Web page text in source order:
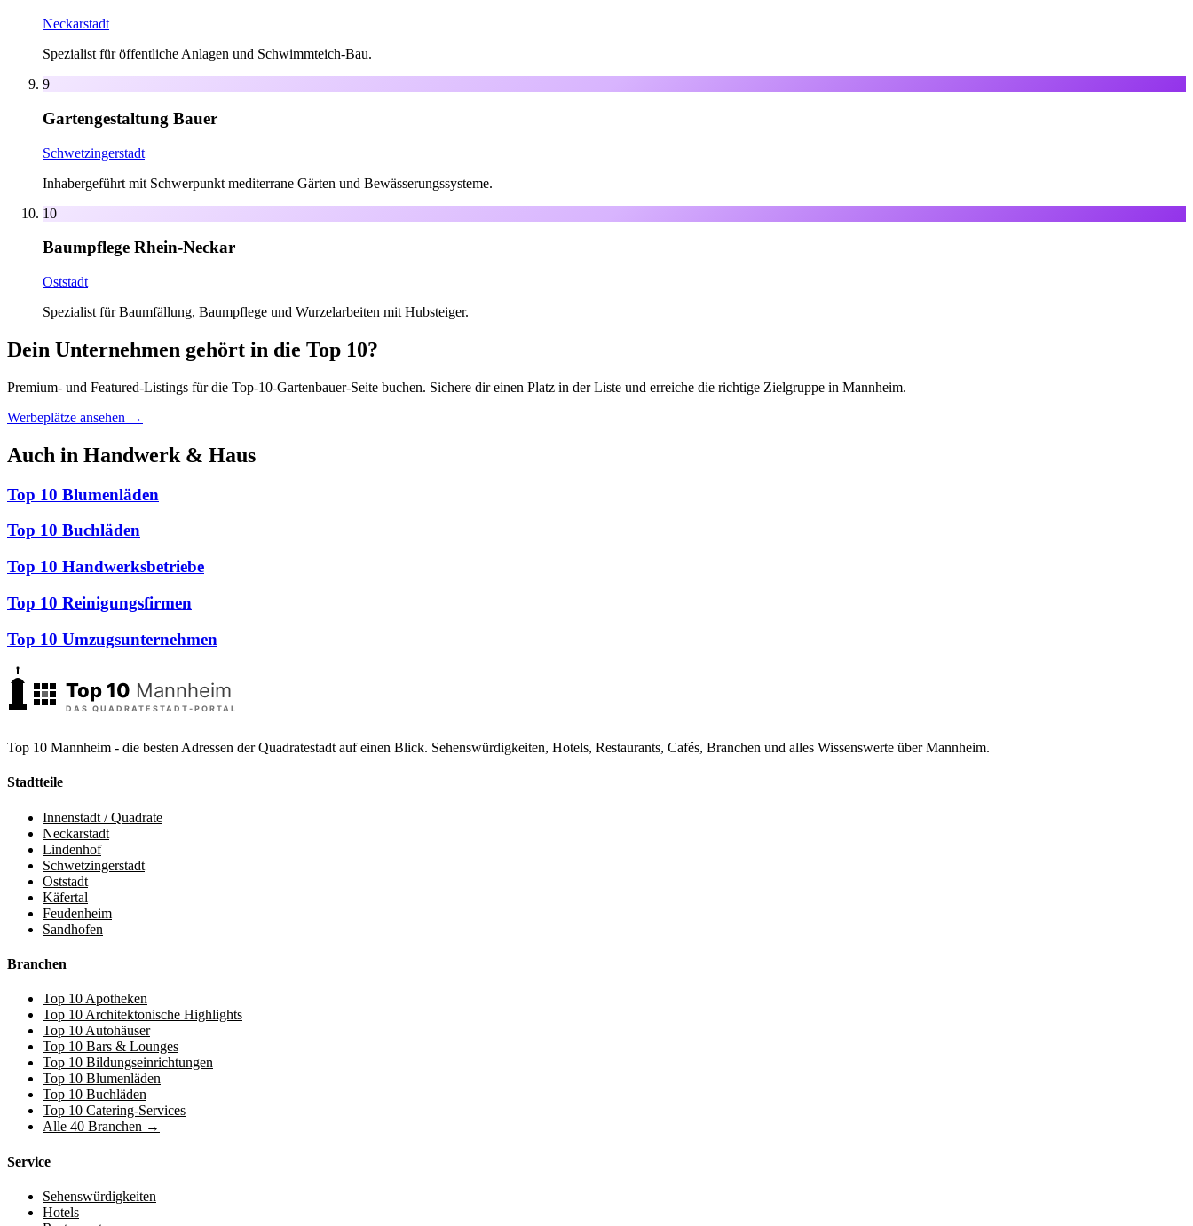
Neckarstadt
Spezialist für öffentliche Anlagen und Schwimmteich-Bau.
9
Gartengestaltung Bauer
Schwetzingerstadt
Inhabergeführt mit Schwerpunkt mediterrane Gärten und Bewässerungssysteme.
10
Baumpflege Rhein-Neckar
Oststadt
Spezialist für Baumfällung, Baumpflege und Wurzelarbeiten mit Hubsteiger.
Dein Unternehmen gehört in die Top 10?
Premium- und Featured-Listings für die Top-10-Gartenbauer-Seite buchen. Sichere dir einen Platz in der Liste und erreiche die richtige Zielgruppe in Mannheim.
Werbeplätze ansehen →
Auch in Handwerk & Haus
Top 10 Blumenläden
Top 10 Buchläden
Top 10 Handwerksbetriebe
Top 10 Reinigungsfirmen
Top 10 Umzugsunternehmen
Top 10 Mannheim - die besten Adressen der Quadratestadt auf einen Blick. Sehenswürdigkeiten, Hotels, Restaurants, Cafés, Branchen und alles Wissenswerte über Mannheim.
Stadtteile
Innenstadt / Quadrate
Neckarstadt
Lindenhof
Schwetzingerstadt
Oststadt
Käfertal
Feudenheim
Sandhofen
Branchen
Top 10 Apotheken
Top 10 Architektonische Highlights
Top 10 Autohäuser
Top 10 Bars & Lounges
Top 10 Bildungseinrichtungen
Top 10 Blumenläden
Top 10 Buchläden
Top 10 Catering-Services
Alle 40 Branchen →
Service
Sehenswürdigkeiten
Hotels